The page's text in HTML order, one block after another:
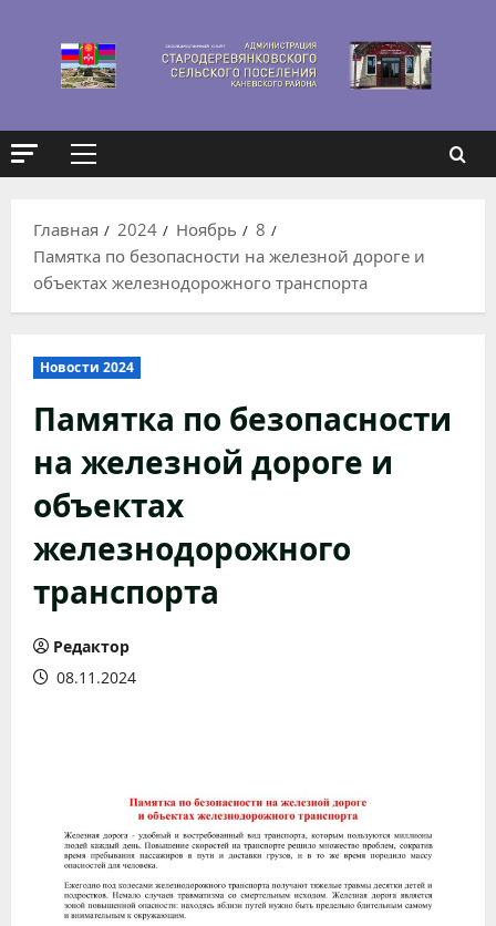
содержимому
Основное
Главная
2024 Ноябрь
8
Памятка по безопасности на железной дороге и
объектах железнодорожного транспорта
Новости 2024
Памятка по безопасности
на железной дороге и
объектах
железнодорожного
транспорта
Редактор
08.11.2024